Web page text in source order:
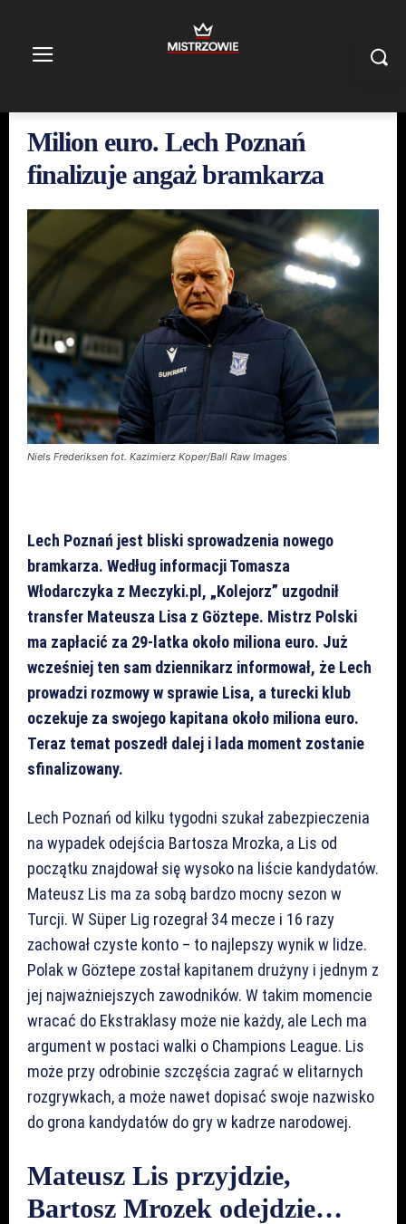
Milion euro. Lech Poznań
finalizuje angaż bramkarza
Niels Frederiksen fot. Kazimierz Koper/Ball Raw Images
Lech Poznań jest bliski sprowadzenia nowego
bramkarza. Według informacji Tomasza
Włodarczyka z Meczyki.pl, „Kolejorz” uzgodnił
transfer Mateusza Lisa z Göztepe. Mistrz Polski
ma zapłacić za 29-latka około miliona euro. Już
wcześniej ten sam dziennikarz informował, że Lech
prowadzi rozmowy w sprawie Lisa, a turecki klub
oczekuje za swojego kapitana około miliona euro.
Teraz temat poszedł dalej i lada moment zostanie
sfinalizowany.
Lech Poznań od kilku tygodni szukał zabezpieczenia
na wypadek odejścia Bartosza Mrozka, a Lis od
początku znajdował się wysoko na liście kandydatów.
Mateusz Lis ma za sobą bardzo mocny sezon w
Turcji. W Süper Lig rozegrał 34 mecze i 16 razy
zachował czyste konto – to najlepszy wynik w lidze.
Polak w Göztepe został kapitanem drużyny i jednym z
jej najważniejszych zawodników. W takim momencie
wracać do Ekstraklasy może nie każdy, ale Lech ma
argument w postaci walki o Champions League. Lis
może przy odrobinie szczęścia zagrać w elitarnych
rozgrywkach, a może nawet dopisać swoje nazwisko
do grona kandydatów do gry w kadrze narodowej.
Mateusz Lis przyjdzie,
Bartosz Mrozek odejdzie…